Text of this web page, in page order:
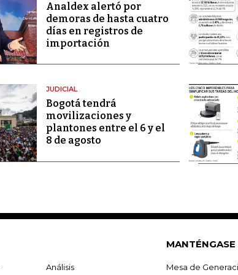
Analdex alertó por
demoras de hasta cuatro
días en registros de
importación
JUDICIAL
Bogotá tendrá
movilizaciones y
plantones entre el 6 y el
8 de agosto
Análisis Mesa de